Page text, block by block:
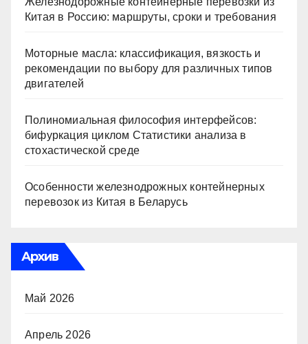
Китая в Россию: маршруты, сроки и требования
Моторные масла: классификация, вязкость и
рекомендации по выбору для различных типов
двигателей
Полиномиальная философия интерфейсов:
бифуркация циклом Статистики анализа в
стохастической среде
Особенности железнодрожных контейнерных
перевозок из Китая в Беларусь
Архив
Май 2026
Апрель 2026